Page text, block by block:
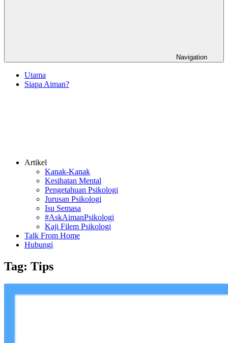
Navigation
Utama
Siapa Aiman?
Artikel
Kanak-Kanak
Kesihatan Mental
Pengetahuan Psikologi
Jurusan Psikologi
Isu Semasa
#AskAimanPsikologi
Kaji Filem Psikologi
Talk From Home
Hubungi
Tag: Tips